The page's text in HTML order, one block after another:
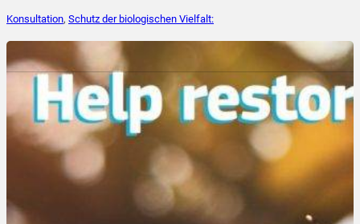
Konsultation, Schutz der biologischen Vielfalt: